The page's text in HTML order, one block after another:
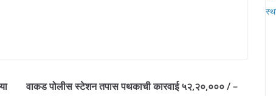
वाकड पोलीस स्टेशन तपास पथकाची कारवाई ५२,२०,००० / –